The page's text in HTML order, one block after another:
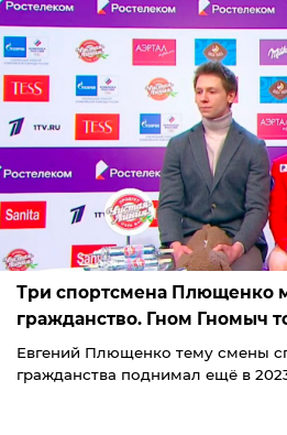
Три спортсмена Плющенко
гражданство. Гном Гномыч
Евгений Плющенко тему смены
гражданства поднимал ещё в